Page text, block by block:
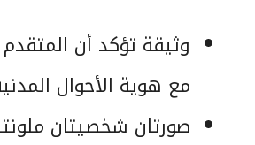
وثيقة تؤكد أن
مع هوية الأحوال
صورتان شخصيتان